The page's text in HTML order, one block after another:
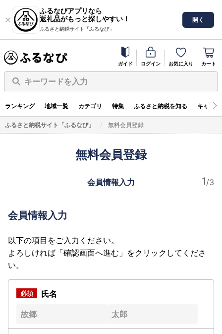
ふるなびアプリなら
返礼品がもっと探しやすい！
ふるさと納税サイト「ふるなび」
開く
ガイド ログイン お気に入り カート
キーワードを入力
ランキング 地域一覧 カテゴリ 特集 ふるさと納税を知る キャン
ふるさと納税サイト「ふるなび」 無料会員登録
無料会員登録
会員情報入力
会員情報入力
以下の項目をご入力ください。
よろしければ「確認画面へ進む」をクリックしてくださ
い。
氏名